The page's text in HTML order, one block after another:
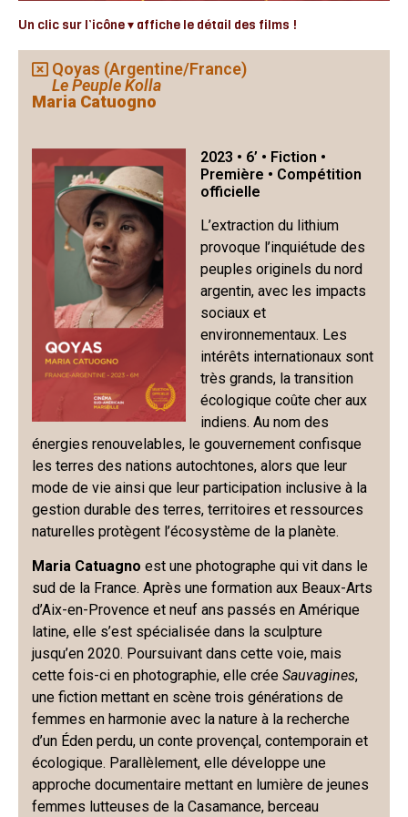
Un clic sur l’icône ▾ affiche le détail des films !
Qoyas (Argentine/France)
Le Peuple Kolla
Maria Catuogno
2023 • 6’ • Fiction •
Première • Compétition
officielle
L’extraction du lithium
provoque l’inquiétude des
peuples originels du nord
argentin, avec les impacts
sociaux et
environnementaux. Les
intérêts internationaux sont
très grands, la transition
écologique coûte cher aux
indiens. Au nom des
énergies renouvelables, le gouvernement confisque
les terres des nations autochtones, alors que leur
mode de vie ainsi que leur participation inclusive à la
gestion durable des terres, territoires et ressources
naturelles protègent l’écosystème de la planète.
Maria Catuagno est une photographe qui vit dans le
sud de la France. Après une formation aux Beaux-Arts
d’Aix-en-Provence et neuf ans passés en Amérique
latine, elle s’est spécialisée dans la sculpture
jusqu’en 2020. Poursuivant dans cette voie, mais
cette fois-ci en photographie, elle crée Sauvagines,
une fiction mettant en scène trois générations de
femmes en harmonie avec la nature à la recherche
d’un Éden perdu, un conte provençal, contemporain et
écologique. Parallèlement, elle développe une
approche documentaire mettant en lumière de jeunes
femmes lutteuses de la Casamance, berceau